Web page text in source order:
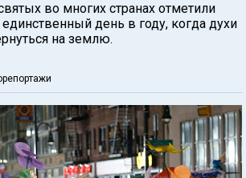
во многих странах отметили
день в году, когда духи
на землю.